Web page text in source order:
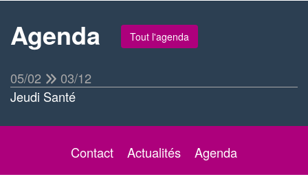
Agenda Tout l'agenda
05/02
03/12
Jeudi Santé
Contact Actualités Agenda